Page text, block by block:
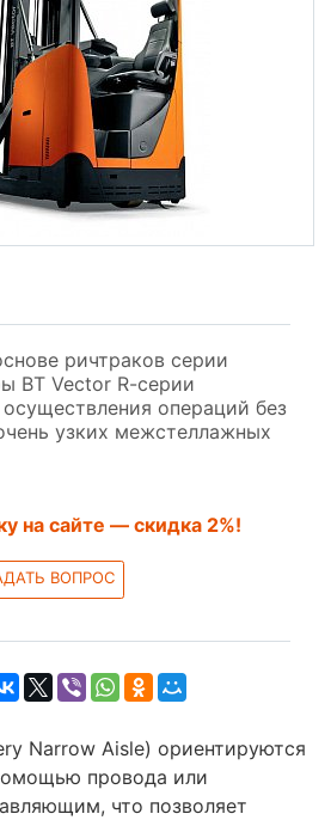
ричтраков серии
BT Vector R-серии
операций без
узких межстеллажных
на сайте — скидка 2%!
ВОПРОС
Narrow Aisle) ориентируются
провода или
что позволяет